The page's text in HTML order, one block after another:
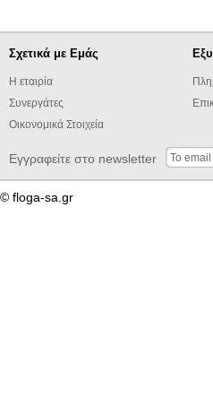
Σχετικά με Εμάς
Η εταιρία
Συνεργάτες
Οικονομικά Στοιχεία
Εγγραφείτε στο newsletter
© floga-sa.gr